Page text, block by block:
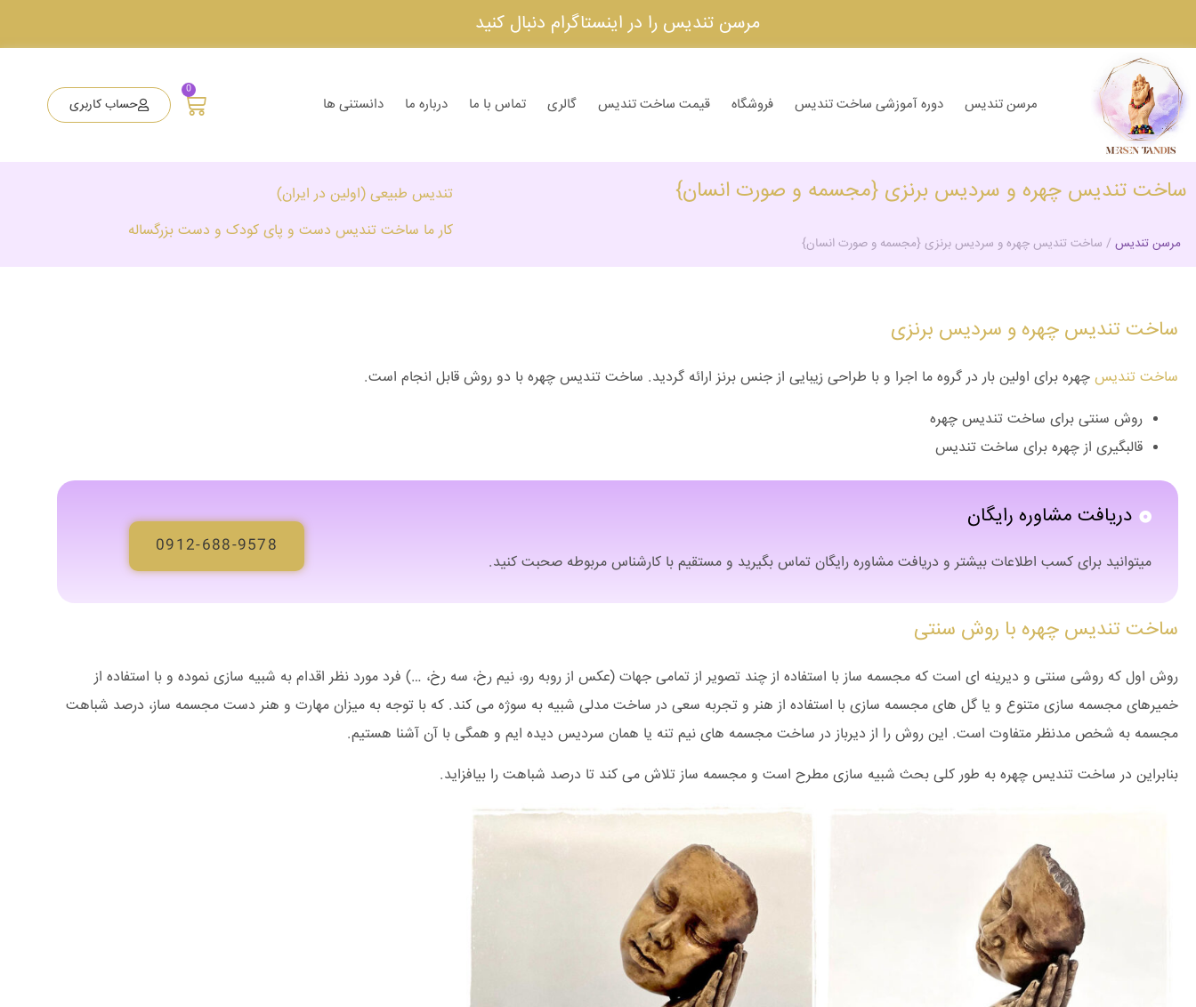
مرسن تندیس را در اینستاگرام دنبال کنید
مرسن تندیس دوره آموزشی ساخت تندیس فروشگاه قیمت ساخت تندیس گالری تماس با ما درباره ما دانستنی ها
0
حساب کاربری
ساخت تندیس چهره و سردیس برنزی {مجسمه و صورت انسان}
مرسن تندیس / ساخت تندیس چهره و سردیس برنزی {مجسمه و صورت انسان}
تندیس طبیعی (اولین در ایران)
کار ما ساخت تندیس دست و پای کودک و دست بزرگساله
ساخت تندیس چهره و سردیس برنزی
ساخت تندیس چهره برای اولین بار در گروه ما اجرا و با طراحی زیبایی از جنس برنز ارائه گردید. ساخت تندیس چهره با دو روش قابل انجام است.
روش سنتی برای ساخت تندیس چهره
قالبگیری از چهره برای ساخت تندیس
دریافت مشاوره رایگان
میتوانید برای کسب اطلاعات بیشتر و دریافت مشاوره رایگان تماس بگیرید و مستقیم با کارشناس مربوطه صحبت کنید.
0912-688-9578
ساخت تندیس چهره با روش سنتی
روش اول که روشی سنتی و دیرینه ای است که مجسمه ساز با استفاده از چند تصویر از تمامی جهات (عکس از روبه رو، نیم رخ، سه رخ، …) فرد مورد نظر اقدام به شبیه سازی نموده و با استفاده از
خمیرهای مجسمه سازی متنوع و یا گل های مجسمه سازی با استفاده از هنر و تجربه سعی در ساخت مدلی شبیه به سوژه می کند. که با توجه به میزان مهارت و هنر دست مجسمه ساز، درصد شباهت
مجسمه به شخص مدنظر متفاوت است. این روش را از دیرباز در ساخت مجسمه های نیم تنه یا همان سردیس دیده ایم و همگی با آن آشنا هستیم.
بنابراین در ساخت تندیس چهره به طور کلی بحث شبیه سازی مطرح است و مجسمه ساز تلاش می کند تا درصد شباهت را بیافزاید.